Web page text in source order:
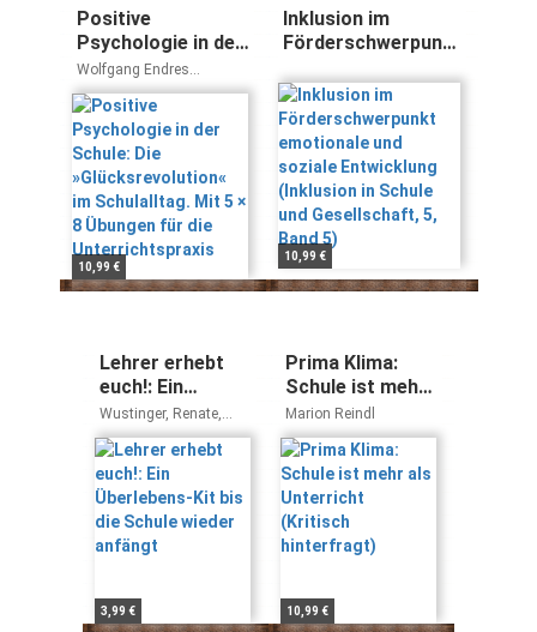
Positive
Psychologie in der
Schule: Die
»Glücksrevolution«
im Schulalltag. Mit
5 × 8 Übungen für
die
Unterrichtspraxis
Wolfgang Endres
Michaela Brohm
10,99 €
Inklusion im
Förderschwerpunkt
soziale Entwicklung
(Inklusion in Schule
und Gesellschaft, 5,
Band 5)
10,99 €
Lehrer erhebt
euch!: Ein
Überlebens-Kit
bis die Schule
wieder anfängt
Wustinger, Renate,
Braun, Roman
3,99 €
Prima Klima:
Schule ist mehr
als Unterricht
(Kritisch
hinterfragt)
Marion Reindl
10,99 €